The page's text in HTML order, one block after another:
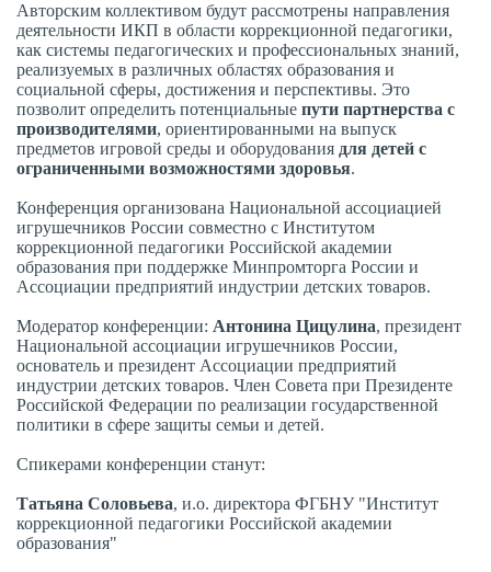
Авторским коллективом будут рассмотрены направления
деятельности ИКП в области коррекционной педагогики,
как системы педагогических и профессиональных знаний,
реализуемых в различных областях образования и
социальной сферы, достижения и перспективы. Это
позволит определить потенциальные пути партнерства с
производителями, ориентированными на выпуск
предметов игровой среды и оборудования для детей с
ограниченными возможностями здоровья.
Конференция организована Национальной ассоциацией
игрушечников России совместно с Институтом
коррекционной педагогики Российской академии
образования при поддержке Минпромторга России и
Ассоциации предприятий индустрии детских товаров.
Модератор конференции: Антонина Цицулина, президент
Национальной ассоциации игрушечников России,
основатель и президент Ассоциации предприятий
индустрии детских товаров. Член Совета при Президенте
Российской Федерации по реализации государственной
политики в сфере защиты семьи и детей.
Спикерами конференции станут:
Татьяна Соловьева, и.о. директора ФГБНУ "Институт
коррекционной педагогики Российской академии
образования"